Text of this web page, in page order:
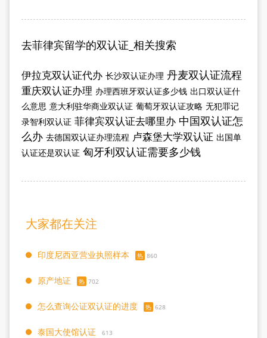
去菲律宾留学的双认证_相关搜索
伊拉克双认证代办 长沙双认证办理 丹麦双认证流程
重庆双认证办理 办理西班牙双认证多少钱 出口双认证什
么意思 意大利驻华商业双认证 葡萄牙双认证攻略 无犯罪记
录智利双认证 菲律宾双认证去哪里办 中国双认证怎
么办 去德国双认证办理流程 卢森堡大学双认证 出国单
认证还是双认证 匈牙利双认证需要多少钱
大家都在关注
印度尼西亚营业执照样本 热 860
原产地证 热 702
怎么查询公证双认证的进度 热 628
泰国大使馆认证 613